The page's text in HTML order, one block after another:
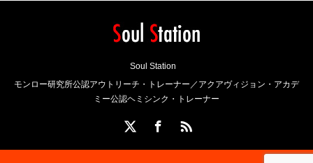
Soul Station
モンロー研究所公認アウトリーチ・トレーナー／アクアヴィジョン・アカデ
ミー公認ヘミシンク・トレーナー
RSS